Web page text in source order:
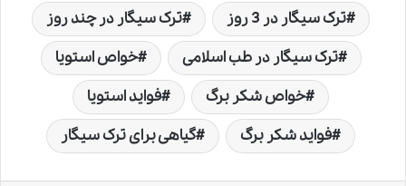
ترک سیگار در 3 روز
ترک سیگار در چند روز
ترک سیگار در طب اسلامی
خواص استویا
خواص شکر برگ
فواید استویا
فواید شکر برگ
گیاهی برای ترک سیگار